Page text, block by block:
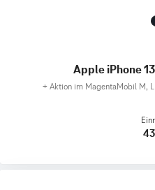
Apple iPhone
+ Aktion im MagentaMobil M,